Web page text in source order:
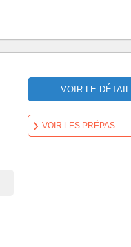
VOIR LE DÉTAIL
VOIR LES PRÉPAS